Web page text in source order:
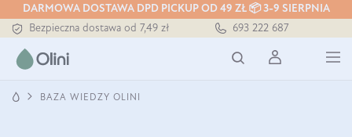
DARMOWA DOSTAWA DPD PICKUP OD 49 ZŁ 📦 3-9 SIERPNIA
Bezpieczna dostawa od 7,49 zł
Darmowa dostawa od 199 zł
693 222 687
BAZA WIEDZY OLINI